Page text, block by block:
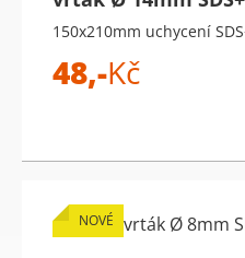
150x210mm uchycení
48,-Kč
NOVÉ